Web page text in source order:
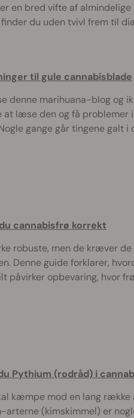
en bred vifte af almindelige
du uden tvivl frem til
til gule cannabisblade
denne marihuana-blog og
at læse den og få problemer i
gange går tingene galt i
cannabisfrø korrekt
robuste, men de kræver
Denne guide forklarer,
påvirker opbevaring, hvor
Pythium (rodråd) i
kæmpe mod en lang række
arterne (kimskimmel) er